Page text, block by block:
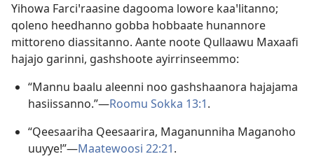
Yihowa Farciꞌraasine dagooma lowore kaaꞌlitanno;
qoleno heedhanno gobba hobbaate hunannore
mittoreno diassitanno. Aante noote Qullaawu Maxaafi
hajajo garinni, gashshoote ayirrinseemmo:
“Mannu baalu aleenni noo gashshaanora hajajama
hasiissanno.”—Roomu Sokka 13:1.
“Qeesaariha Qeesaarira, Maganunniha Maganoho
uuyye!”—Maatewoosi 22:21.